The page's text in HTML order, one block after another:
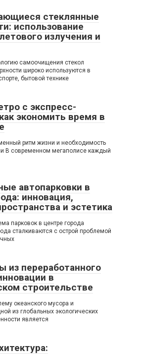
стеклянные
использование
излучения и
самоочищения стекол
широко используются в
бытовой технике
с экспресс-
экономить время в
ритм жизни и необходимость
В современном мегаполисе каждый
автопарковки в
инновация,
и эстетика
парковок в центре города
сталкиваются с острой проблемой
из переработанного
в
строительстве
океанского мусора и
из глобальных экологических
является